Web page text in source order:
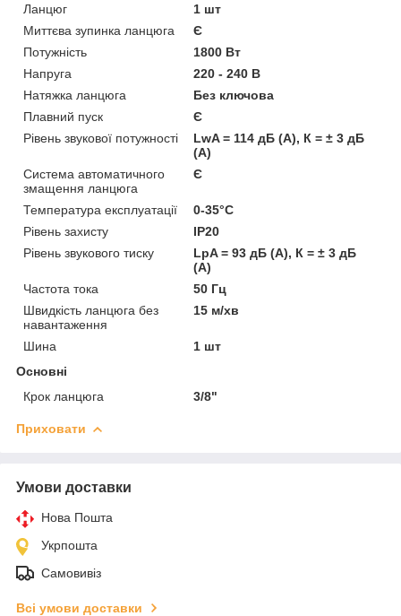
Ланцюг
1 шт
Миттєва зупинка ланцюга
Є
Потужність
1800 Вт
Напруга
220 - 240 В
Натяжка ланцюга
Без ключова
Плавний пуск
Є
Рівень звукової потужності
LwA = 114 дБ (А), К = ± 3 дБ
(А)
Система автоматичного
змащення ланцюга
Є
Температура експлуатації
0-35°C
Рівень захисту
IP20
Рівень звукового тиску
LpA = 93 дБ (А), К = ± 3 дБ
(А)
Частота тока
50 Гц
Швидкість ланцюга без
навантаження
15 м/хв
Шина
1 шт
Основні
Крок ланцюга
3/8"
Приховати
Умови доставки
Нова Пошта
Укрпошта
Самовивіз
Всі умови доставки